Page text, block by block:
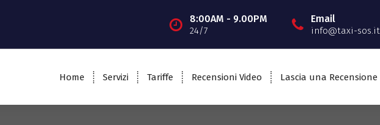
8:00AM - 9.00PM
24/7
Email
info@taxi-sos.it
Home Servizi Tariffe Recensioni Video Lascia una Recensione